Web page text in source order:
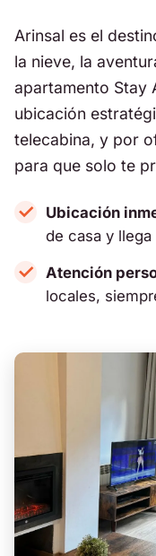
Arinsal es el
la nieve, la
apartamento Stay
ubicación
telecabina, y por
para que solo te
✓ Ubicación
de casa y
✓ Atención
locales,